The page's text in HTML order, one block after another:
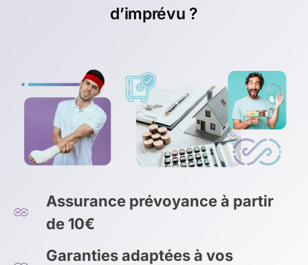
d’imprévu ?
Assurance prévoyance à partir
de 10€
Garanties adaptées à vos